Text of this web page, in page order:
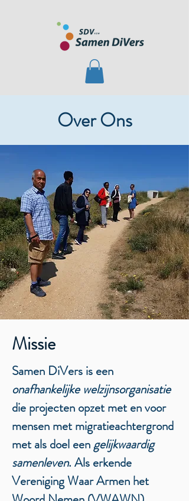
Over Ons
Missie
Samen DiVers is een
onafhankelijke welzijnsorganisatie
die projecten opzet met en voor
mensen met migratieachtergrond
met als doel een gelijkwaardig
samenleven. Als erkende
Vereniging Waar Armen het